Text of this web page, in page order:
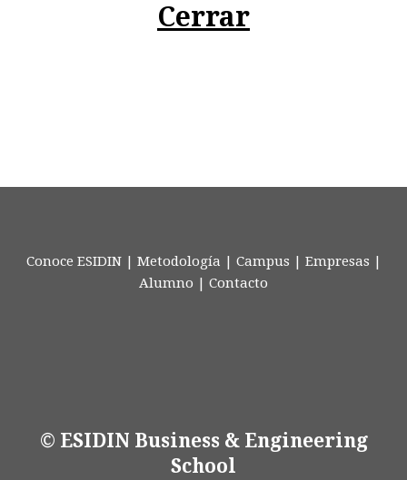
Cerrar
Conoce ESIDIN | Metodología | Campus | Empresas |
Alumno | Contacto
© ESIDIN Business & Engineering
School